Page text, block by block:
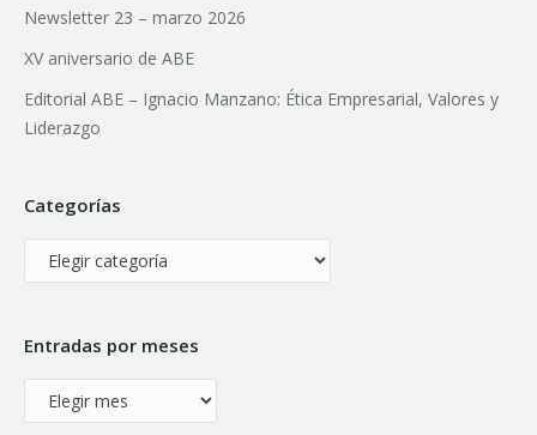
Newsletter 23 – marzo 2026
XV aniversario de ABE
Editorial ABE – Ignacio Manzano: Ética Empresarial, Valores y
Liderazgo
Categorías
Categorías
Entradas por meses
Entradas
por